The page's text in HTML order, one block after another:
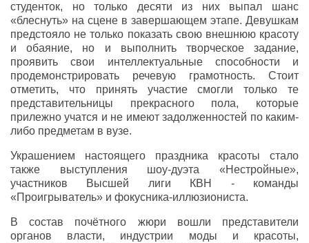
студенток, но только десяти из них выпал шанс
«блеснуть» на сцене в завершающем этапе. Девушкам
предстояло не только показать свою внешнюю красоту
и обаяние, но и выполнить творческое задание,
проявить свои интеллектуальные способности и
продемонстрировать речевую грамотность. Стоит
отметить, что принять участие смогли только те
представительницы прекрасного пола, которые
прилежно учатся и не имеют задолженностей по каким-
либо предметам в вузе.
Украшением настоящего праздника красоты стало
также выступления шоу-дуэта «Нестройные»,
участников Высшей лиги КВН - команды
«Проигрыватель» и фокусника-иллюзиониста.
В состав почётного жюри вошли представители
органов власти, индустрии моды и красоты,